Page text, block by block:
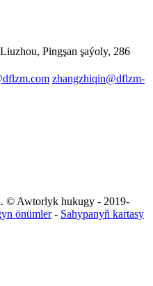
Pingşan şaýoly, 286
zhangzhiqin@dflzm-
© Awtorlyk hukugy - 2019-
önümler- Sahypanyň kartasy